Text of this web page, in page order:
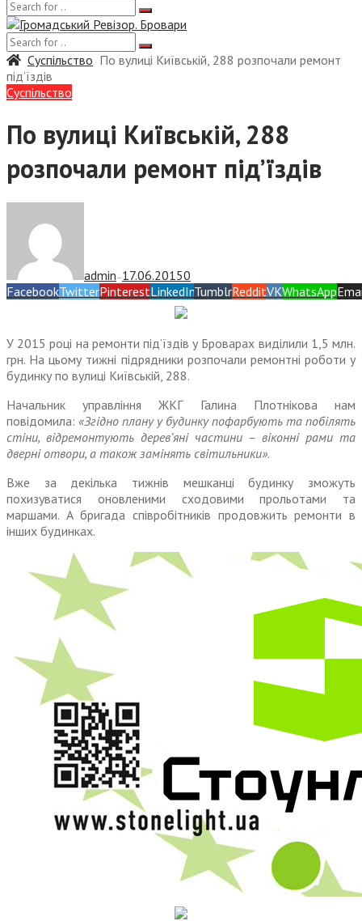
Суспiльство По вулиці Київській, 288 розпочали ремонт
під’їздів
Суспiльство
По вулиці Київській, 288
розпочали ремонт під’їздів
admin — 17.06.20150
FacebookTwitterPinterestLinkedInTumblrRedditVKWhatsApp
У 2015 році на ремонти під’їздів у Броварах виділили 1,5 млн.
грн. На цьому тижні підрядники розпочали ремонтні роботи у
будинку по вулиці Київській, 288.
Начальник управління ЖКГ Галина Плотнікова нам
повідомила: «Згідно плану у будинку пофарбують та побілять
стіни, відремонтують дерев’яні частини – віконні рами та
дверні отвори, а також замінять світильники».
Вже за декілька тижнів мешканці будинку зможуть
похизуватися оновленими сходовими прольотами та
маршами. А бригада співробітників продовжить ремонти в
інших будинках.